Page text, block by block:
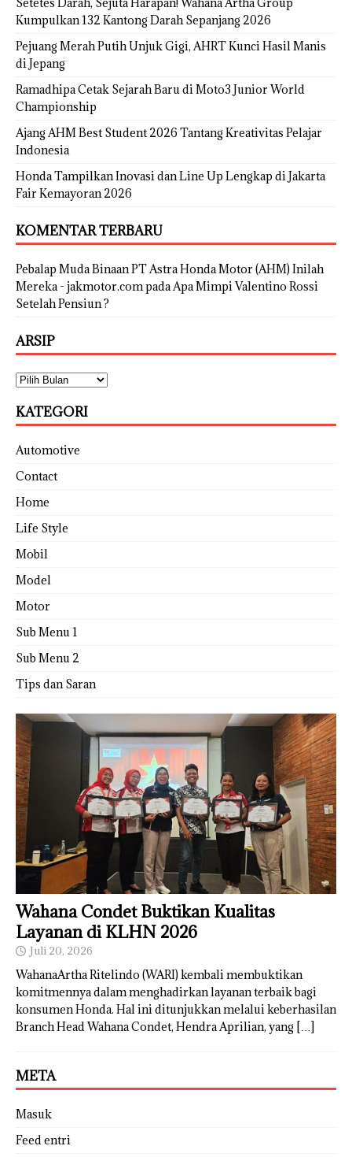
Kumpulkan 132 Kantong Darah Sepanjang 2026
Pejuang Merah Putih Unjuk Gigi, AHRT Kunci Hasil Manis
di Jepang
Ramadhipa Cetak Sejarah Baru di Moto3 Junior World
Championship
Ajang AHM Best Student 2026 Tantang Kreativitas Pelajar
Indonesia
Honda Tampilkan Inovasi dan Line Up Lengkap di Jakarta
Fair Kemayoran 2026
KOMENTAR TERBARU
Pebalap Muda Binaan PT Astra Honda Motor (AHM) Inilah
Mereka - jakmotor.compada Apa Mimpi Valentino Rossi
Setelah Pensiun ?
ARSIP
KATEGORI
Automotive
Contact
Home
Life Style
Mobil
Model
Motor
Sub Menu 1
Sub Menu 2
Tips dan Saran
Wahana Condet Buktikan Kualitas
Layanan di KLHN 2026
Juli 20, 2026
WahanaArtha Ritelindo (WARI) kembali membuktikan
komitmennya dalam menghadirkan layanan terbaik bagi
konsumen Honda. Hal ini ditunjukkan melalui keberhasilan
Branch Head Wahana Condet, Hendra Aprilian, yang […]
META
Masuk
Feed entri